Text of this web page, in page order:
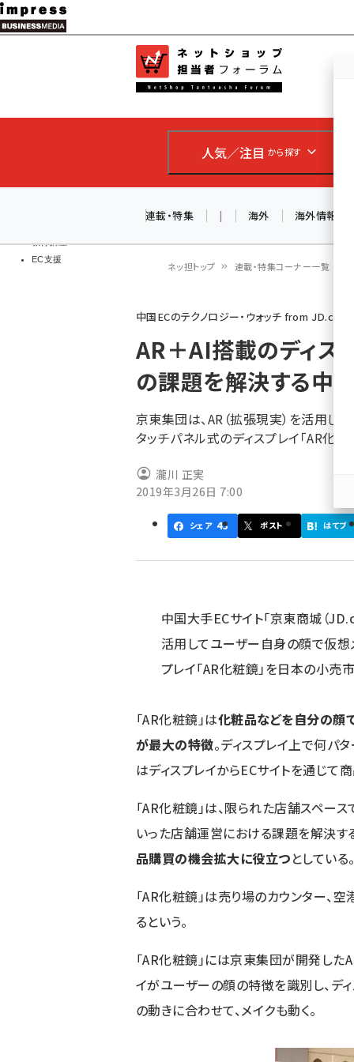
メ
イ
ン
ツ
移
教育講座
EC支援
人気／注目 から探す
連載・特集 | 海外 海外情報
ン
く
ず
ネッ担トップ 連載・特集コーナー一覧
中国ECのテクノロジー・ウォッチ from JD.com
AR＋AI搭載のディス
の課題を解決する中
京東集団は、AR（拡張現実）を活用し
タッチパネル式のディスプレイ「AR化
瀧川 正実
2019年3月26日 7:00
シェア 43 ポスト はてブ
中国大手ECサイト「京東商城（
活用してユーザー自身の顔で仮想
プレイ「AR化粧鏡」を日本の小売
「AR化粧鏡」は化粧品などを自分の顔
が最大の特徴。ディスプレイ上で何パ
はディスプレイからECサイトを通じて
「AR化粧鏡」は、限られた店舗スペー
いった店舗運営における課題を解決す
品購買の機会拡大に役立つとしている
「AR化粧鏡」は売り場のカウンター、
るという。
「AR化粧鏡」には京東集団が開発した
イがユーザーの顔の特徴を識別し、デ
の動きに合わせて、メイクも動く。